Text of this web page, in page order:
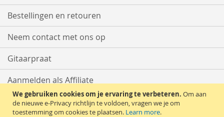
We gebruiken cookies om je ervaring te verbeteren. Om aan
de nieuwe e-Privacy richtlijn te voldoen, vragen we je om
toestemming om cookies te plaatsen. Learn more.
Bestellingen en retouren
Neem contact met ons op
Gitaarpraat
Aanmelden als Affiliate
Start met Verkopen